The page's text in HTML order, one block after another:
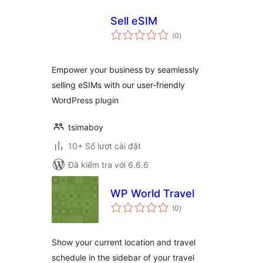
Sell eSIM
(0tổng
đánh
)
Empower your business by seamlessly
selling eSIMs with our user-friendly
WordPress plugin
tsimaboy
10+ Số lượt cài đặt
Đã kiểm tra với 6.6.6
WP World Travel
(0tổng
đánh
)
Show your current location and travel
schedule in the sidebar of your travel